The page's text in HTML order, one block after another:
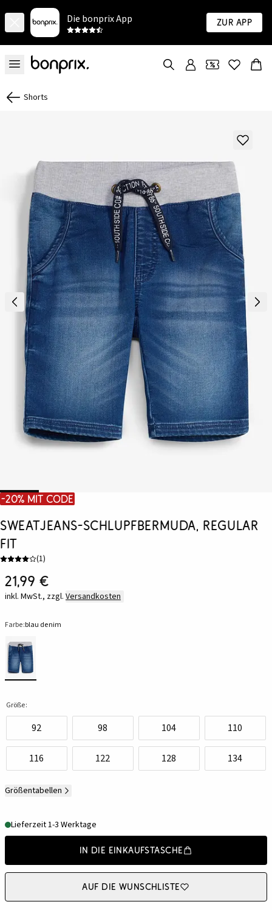
Die bonprix App Zur App
Shorts
-20% mit Code
Sweatjeans-Schlupfbermuda, Regular
Fit
(1)
21,99 €
inkl. MwSt., zzgl. Versandkosten
Farbe:blau denim
Größe:
92 98 104 110
116 122 128 134
Größentabellen
Lieferzeit 1-3 Werktage
In die Einkaufstasche
Auf die Wunschliste